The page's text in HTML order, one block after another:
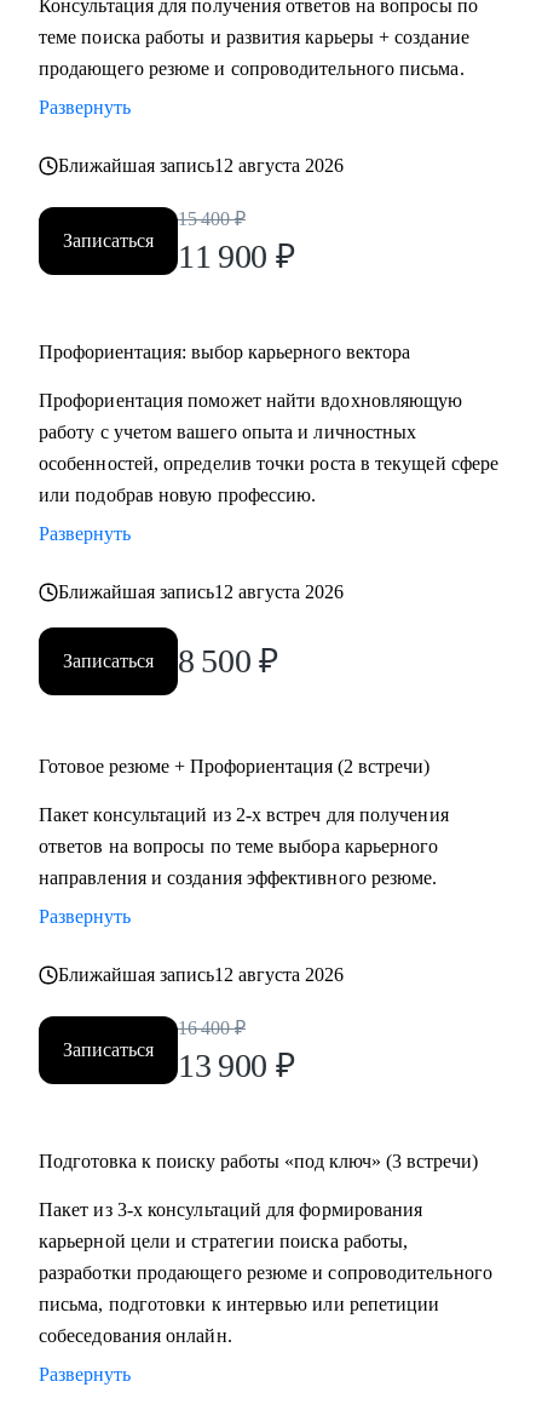
Кому могу помочь:
направлений:
• продажи, сопровождение продаж
• административный персонал
• организация мероприятий
• закупки, тендеры
• логистика, ВЭД
• маркетинг, PR
• образование
• бухгалтерия
• аналитика
• склад
• HR
Консультация для получения ответов на вопросы по
теме поиска работы и развития карьеры + создание
продающего резюме и сопроводительного письма.
Развернуть
Ближайшая запись12 августа 2026
Записаться
15 400 ₽
11 900 ₽
Профориентация: выбор карьерного вектора
Профориентация поможет найти вдохновляющую
работу с учетом вашего опыта и личностных
особенностей, определив точки роста в текущей сфере
или подобрав новую профессию.
Развернуть
Ближайшая запись12 августа 2026
Записаться 8 500 ₽
Готовое резюме + Профориентация (2 встречи)
Пакет консультаций из 2-х встреч для получения
ответов на вопросы по теме выбора карьерного
направления и создания эффективного резюме.
Развернуть
Ближайшая запись12 августа 2026
Записаться
16 400 ₽
13 900 ₽
Подготовка к поиску работы «под ключ» (3 встречи)
Пакет из 3-х консультаций для формирования
карьерной цели и стратегии поиска работы,
разработки продающего резюме и сопроводительного
письма, подготовки к интервью или репетиции
собеседования онлайн.
Развернуть